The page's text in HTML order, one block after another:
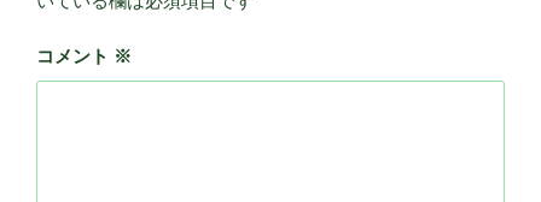
コメント ※